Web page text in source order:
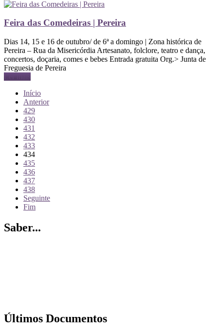
Feira das Comedeiras | Pereira
Dias 14, 15 e 16 de outubro/ de 6ª a domingo | Zona histórica de
Pereira – Rua da Misericórdia Artesanato, folclore, teatro e dança,
concertos, doçaria, comes e bebes Entrada gratuita Org.> Junta de
Freguesia de Pereira
Ler mais
Início
Anterior
429
430
431
432
433
434
435
436
437
438
Seguinte
Fim
Saber...
Últimos Documentos